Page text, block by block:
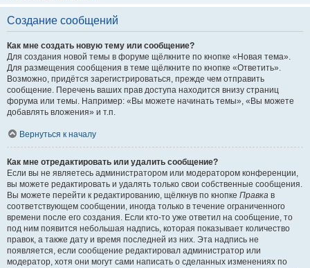
Создание сообщений
Как мне создать новую тему или сообщение?
Для создания новой темы в форуме щёлкните по кнопке «Новая тема».
Для размещения сообщения в теме щёлкните по кнопке «Ответить».
Возможно, придётся зарегистрироваться, прежде чем отправить
сообщение. Перечень ваших прав доступа находится внизу страниц
форума или темы. Например: «Вы можете начинать темы», «Вы можете
добавлять вложения» и т.п.
Вернуться к началу
Как мне отредактировать или удалить сообщение?
Если вы не являетесь администратором или модератором конференции,
вы можете редактировать и удалять только свои собственные сообщения.
Вы можете перейти к редактированию, щёлкнув по кнопке Правка в
соответствующем сообщении, иногда только в течение ограниченного
времени после его создания. Если кто-то уже ответил на сообщение, то
под ним появится небольшая надпись, которая показывает количество
правок, а также дату и время последней из них. Эта надпись не
появляется, если сообщение редактировал администратор или
модератор, хотя они могут сами написать о сделанных изменениях по